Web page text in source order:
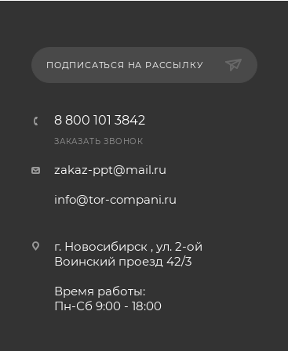
ПОДПИСАТЬСЯ НА РАССЫЛКУ
8 800 101 3842
ЗАКАЗАТЬ ЗВОНОК
zakaz-ppt@mail.ru
info@tor-compani.ru
г. Новосибирск , ул. 2-ой
Воинский проезд 42/3
Время работы:
Пн-Сб 9:00 - 18:00